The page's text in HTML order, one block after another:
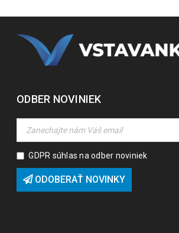
ODBER NOVINIEK
GDPR súhlas na odber noviniek
ODOBERAŤ NOVINKY